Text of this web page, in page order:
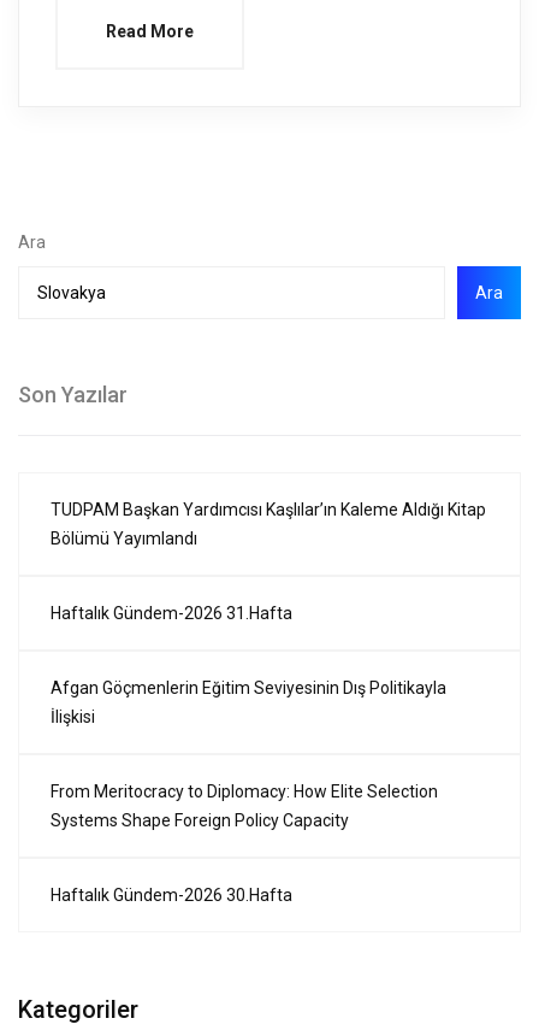
Read More
Ara
Ara
Son Yazılar
TUDPAM Başkan Yardımcısı Kaşlılar’ın Kaleme Aldığı Kitap
Bölümü Yayımlandı
Haftalık Gündem-2026 31.Hafta
Afgan Göçmenlerin Eğitim Seviyesinin Dış Politikayla
İlişkisi
From Meritocracy to Diplomacy: How Elite Selection
Systems Shape Foreign Policy Capacity
Haftalık Gündem-2026 30.Hafta
Kategoriler